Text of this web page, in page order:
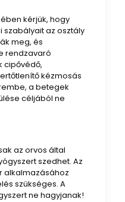
kérjük, hogy
szabályait az osztály
meg, és
rendzavaró
cipővédő,
kézmosás
a betegek
céljából ne
az orvos által
szedhet. Az
alkalmazásához
szükséges. A
ne hagyjanak!